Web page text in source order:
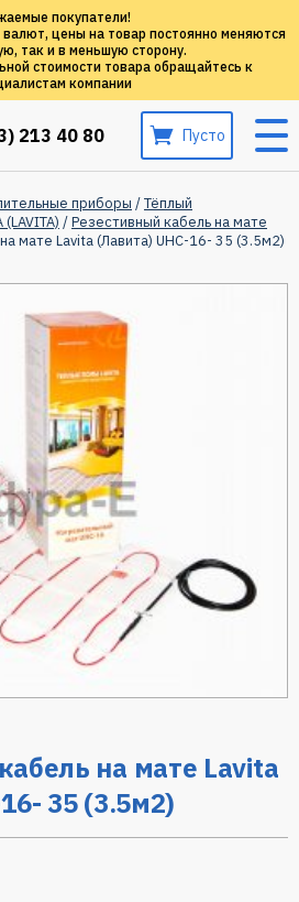
покупатели!
валют, цены на товар постоянно меняются
так и в меньшую сторону.
стоимости товара обращайтесь к
компании
213 40 80 Пусто
приборы /Тёплый
/Резестивный кабель на мате
мате Lavita (Лавита) UHC-16- 35 (3.5м2)
на мате Lavita
35 (3.5м2)